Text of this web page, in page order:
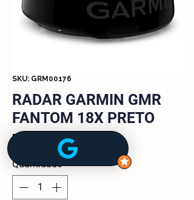
SKU: GRM00176
RADAR GARMIN GMR
FANTOM 18X PRETO
R$ 38.090,00Preço
Quantidade *